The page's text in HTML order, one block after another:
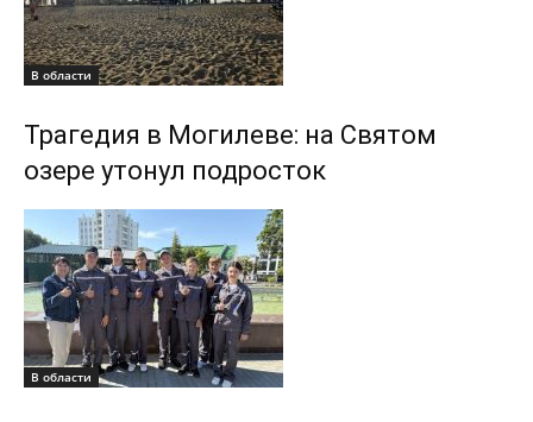
В области
Трагедия в Могилеве: на Святом
озере утонул подросток
В области